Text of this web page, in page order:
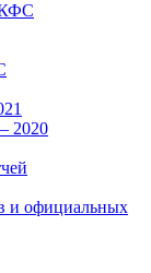
2020
и официальных